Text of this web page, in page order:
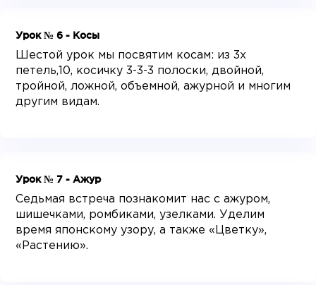
Урок № 6 - Косы
Шестой урок мы посвятим косам: из 3х
петель,10, косичку 3-3-3 полоски, двойной,
тройной, ложной, объемной, ажурной и многим
другим видам.
Урок № 7 - Ажур
Седьмая встреча познакомит нас с ажуром,
шишечками, ромбиками, узелками. Уделим
время японскому узору, а также «Цветку»,
«Растению».